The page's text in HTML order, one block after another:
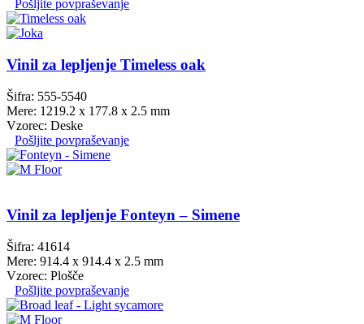
Pošljite povpraševanje
Vinil za lepljenje Timeless oak
Šifra: 555-5540
Mere: 1219.2 x 177.8 x 2.5 mm
Vzorec: Deske
Pošljite povpraševanje
Vinil za lepljenje Fonteyn – Simene
Šifra: 41614
Mere: 914.4 x 914.4 x 2.5 mm
Vzorec: Plošče
Pošljite povpraševanje